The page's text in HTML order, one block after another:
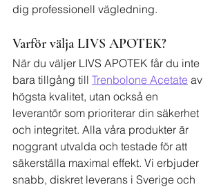
dig professionell vägledning.
Varför välja LIVS APOTEK?
När du väljer LIVS APOTEK får du inte
bara tillgång till Trenbolone Acetate av
högsta kvalitet, utan också en
leverantör som prioriterar din säkerhet
och integritet. Alla våra produkter är
noggrant utvalda och testade för att
säkerställa maximal effekt. Vi erbjuder
snabb, diskret leverans i Sverige och